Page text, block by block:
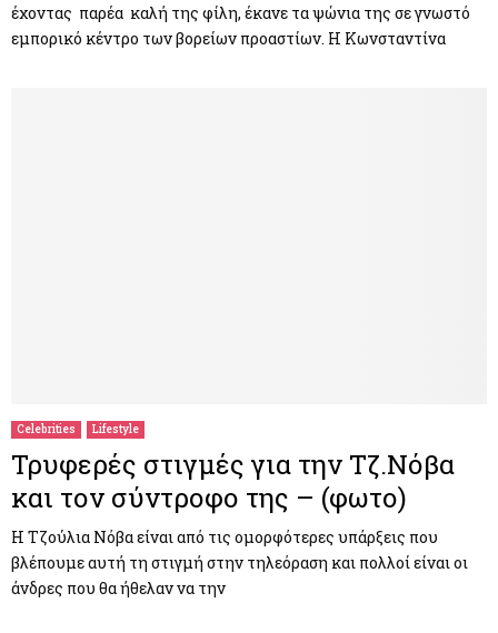
έχοντας παρέα καλή της φίλη, έκανε τα ψώνια της σε γνωστό
εμπορικό κέντρο των βορείων προαστίων. Η Κωνσταντίνα
Celebrities Lifestyle
Τρυφερές στιγμές για την Τζ.Νόβα
και τον σύντροφο της – (φωτο)
Η Τζούλια Νόβα είναι από τις ομορφότερες υπάρξεις που
βλέπουμε αυτή τη στιγμή στην τηλεόραση και πολλοί είναι οι
άνδρες που θα ήθελαν να την